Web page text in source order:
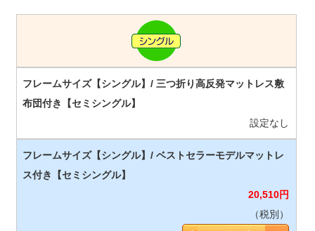
設定なし
20,510円
（税別）